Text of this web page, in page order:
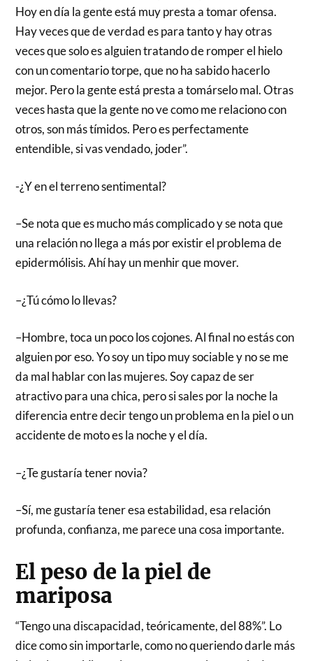
Hoy en día la gente está muy presta a tomar ofensa.
Hay veces que de verdad es para tanto y hay otras
veces que solo es alguien tratando de romper el hielo
con un comentario torpe, que no ha sabido hacerlo
mejor. Pero la gente está presta a tomárselo mal. Otras
veces hasta que la gente no ve como me relaciono con
otros, son más tímidos. Pero es perfectamente
entendible, si vas vendado, joder”.
-¿Y en el terreno sentimental?
–Se nota que es mucho más complicado y se nota que
una relación no llega a más por existir el problema de
epidermólisis. Ahí hay un menhir que mover.
–¿Tú cómo lo llevas?
–Hombre, toca un poco los cojones. Al final no estás con
alguien por eso. Yo soy un tipo muy sociable y no se me
da mal hablar con las mujeres. Soy capaz de ser
atractivo para una chica, pero si sales por la noche la
diferencia entre decir tengo un problema en la piel o un
accidente de moto es la noche y el día.
–¿Te gustaría tener novia?
–Sí, me gustaría tener esa estabilidad, esa relación
profunda, confianza, me parece una cosa importante.
El peso de la piel de
mariposa
“Tengo una discapacidad, teóricamente, del 88%”. Lo
dice como sin importarle, como no queriendo darle más